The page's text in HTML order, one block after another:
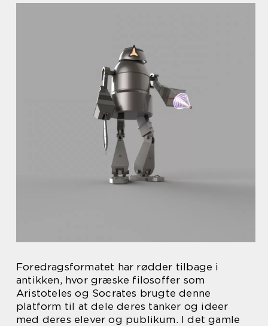
Foredragsformatet har rødder tilbage i
antikken, hvor græske filosoffer som
Aristoteles og Socrates brugte denne
platform til at dele deres tanker og ideer
med deres elever og publikum. I det gamle